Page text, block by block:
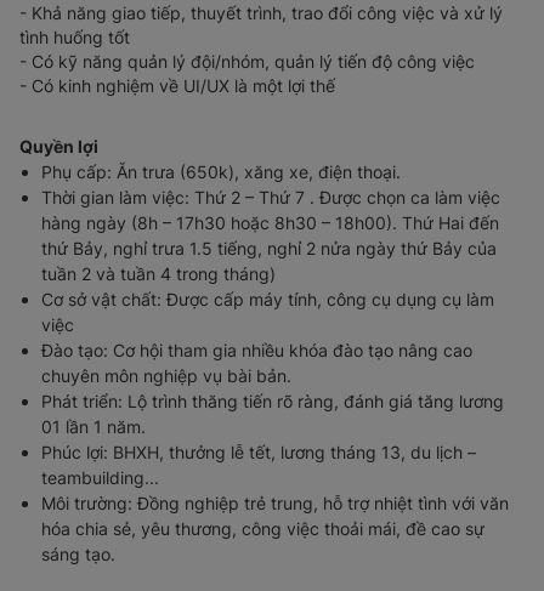
- Khả năng giao tiếp, thuyết trình, trao đổi công việc và xử lý
tình huống tốt
- Có kỹ năng quản lý đội/nhóm, quản lý tiến độ công việc
- Có kinh nghiệm về UI/UX là một lợi thế
Quyền lợi
Phụ cấp: Ăn trưa (650k), xăng xe, điện thoại.
Thời gian làm việc: Thứ 2 – Thứ 7 . Được chọn ca làm việc
hàng ngày (8h – 17h30 hoặc 8h30 – 18h00). Thứ Hai đến
thứ Bảy, nghỉ trưa 1.5 tiếng, nghỉ 2 nửa ngày thứ Bảy của
tuần 2 và tuần 4 trong tháng)
Cơ sở vật chất: Được cấp máy tính, công cụ dụng cụ làm
việc
Đào tạo: Cơ hội tham gia nhiều khóa đào tạo nâng cao
chuyên môn nghiệp vụ bài bản.
Phát triển: Lộ trình thăng tiến rõ ràng, đánh giá tăng lương
01 lần 1 năm.
Phúc lợi: BHXH, thưởng lễ tết, lương tháng 13, du lịch –
teambuilding...
Môi trường: Đồng nghiệp trẻ trung, hỗ trợ nhiệt tình với văn
hóa chia sẻ, yêu thương, công việc thoải mái, đề cao sự
sáng tạo.